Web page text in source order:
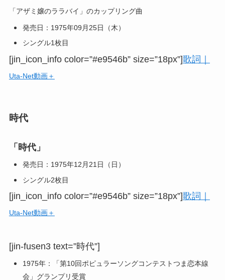
「アザミ嬢のララバイ」のカップリング曲
発売日：1975年09月25日（木）
シングル1枚目
[jin_icon_info color=”#e9546b” size=”18px”]歌詞｜
Uta-Net動画＋
時代
「時代」
発売日：1975年12月21日（日）
シングル2枚目
[jin_icon_info color=”#e9546b” size=”18px”]歌詞｜
Uta-Net動画＋
[jin-fusen3 text=”時代”]
1975年：「第10回ポピュラーソングコンテストつま恋本線
会」グランプリ受賞